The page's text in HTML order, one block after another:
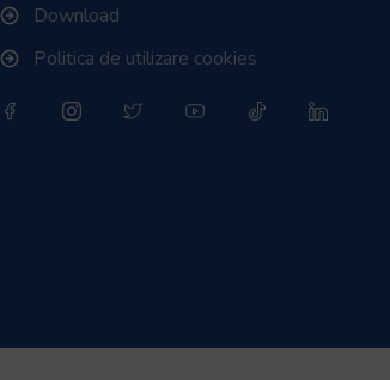
Download
Politica de utilizare cookies